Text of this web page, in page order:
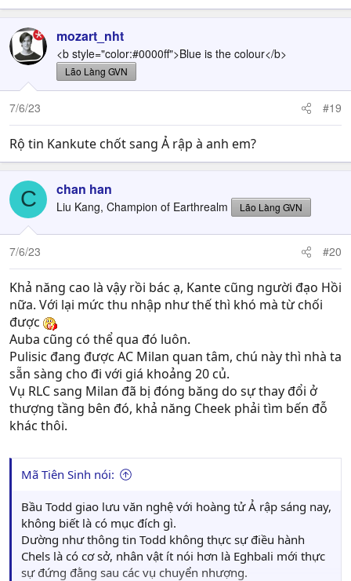
mozart_nht
<b style="color:#0000ff">Blue is the colour</b>
Lão Làng GVN
7/6/23 #19
Rộ tin Kankute chốt sang Ả rập à anh em?
C chan han
Liu Kang, Champion of Earthrealm Lão Làng GVN
7/6/23 #20
Khả năng cao là vậy rồi bác ạ, Kante cũng người đạo Hồi
nữa. Với lại mức thu nhập như thế thì khó mà từ chối
được
Auba cũng có thể qua đó luôn.
Pulisic đang được AC Milan quan tâm, chú này thì nhà ta
sẵn sàng cho đi với giá khoảng 20 củ.
Vụ RLC sang Milan đã bị đóng băng do sự thay đổi ở
thượng tầng bên đó, khả năng Cheek phải tìm bến đỗ
khác thôi.
Mã Tiên Sinh nói:
Bầu Todd giao lưu văn nghệ với hoàng tử Ả rập sáng nay,
không biết là có mục đích gì.
Dường như thông tin Todd không thực sự điều hành
Chels là có cơ sở, nhân vật ít nói hơn là Eghbali mới thực
sự đứng đằng sau các vụ chuyển nhượng.